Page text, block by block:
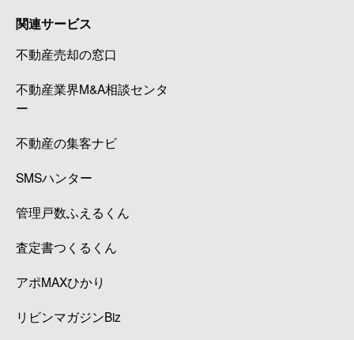
関連サービス
不動産売却の窓口
不動産業界M&A相談センタ
ー
不動産の集客ナビ
SMSハンター
管理戸数ふえるくん
査定書つくるくん
アポMAXひかり
リビンマガジンBiz